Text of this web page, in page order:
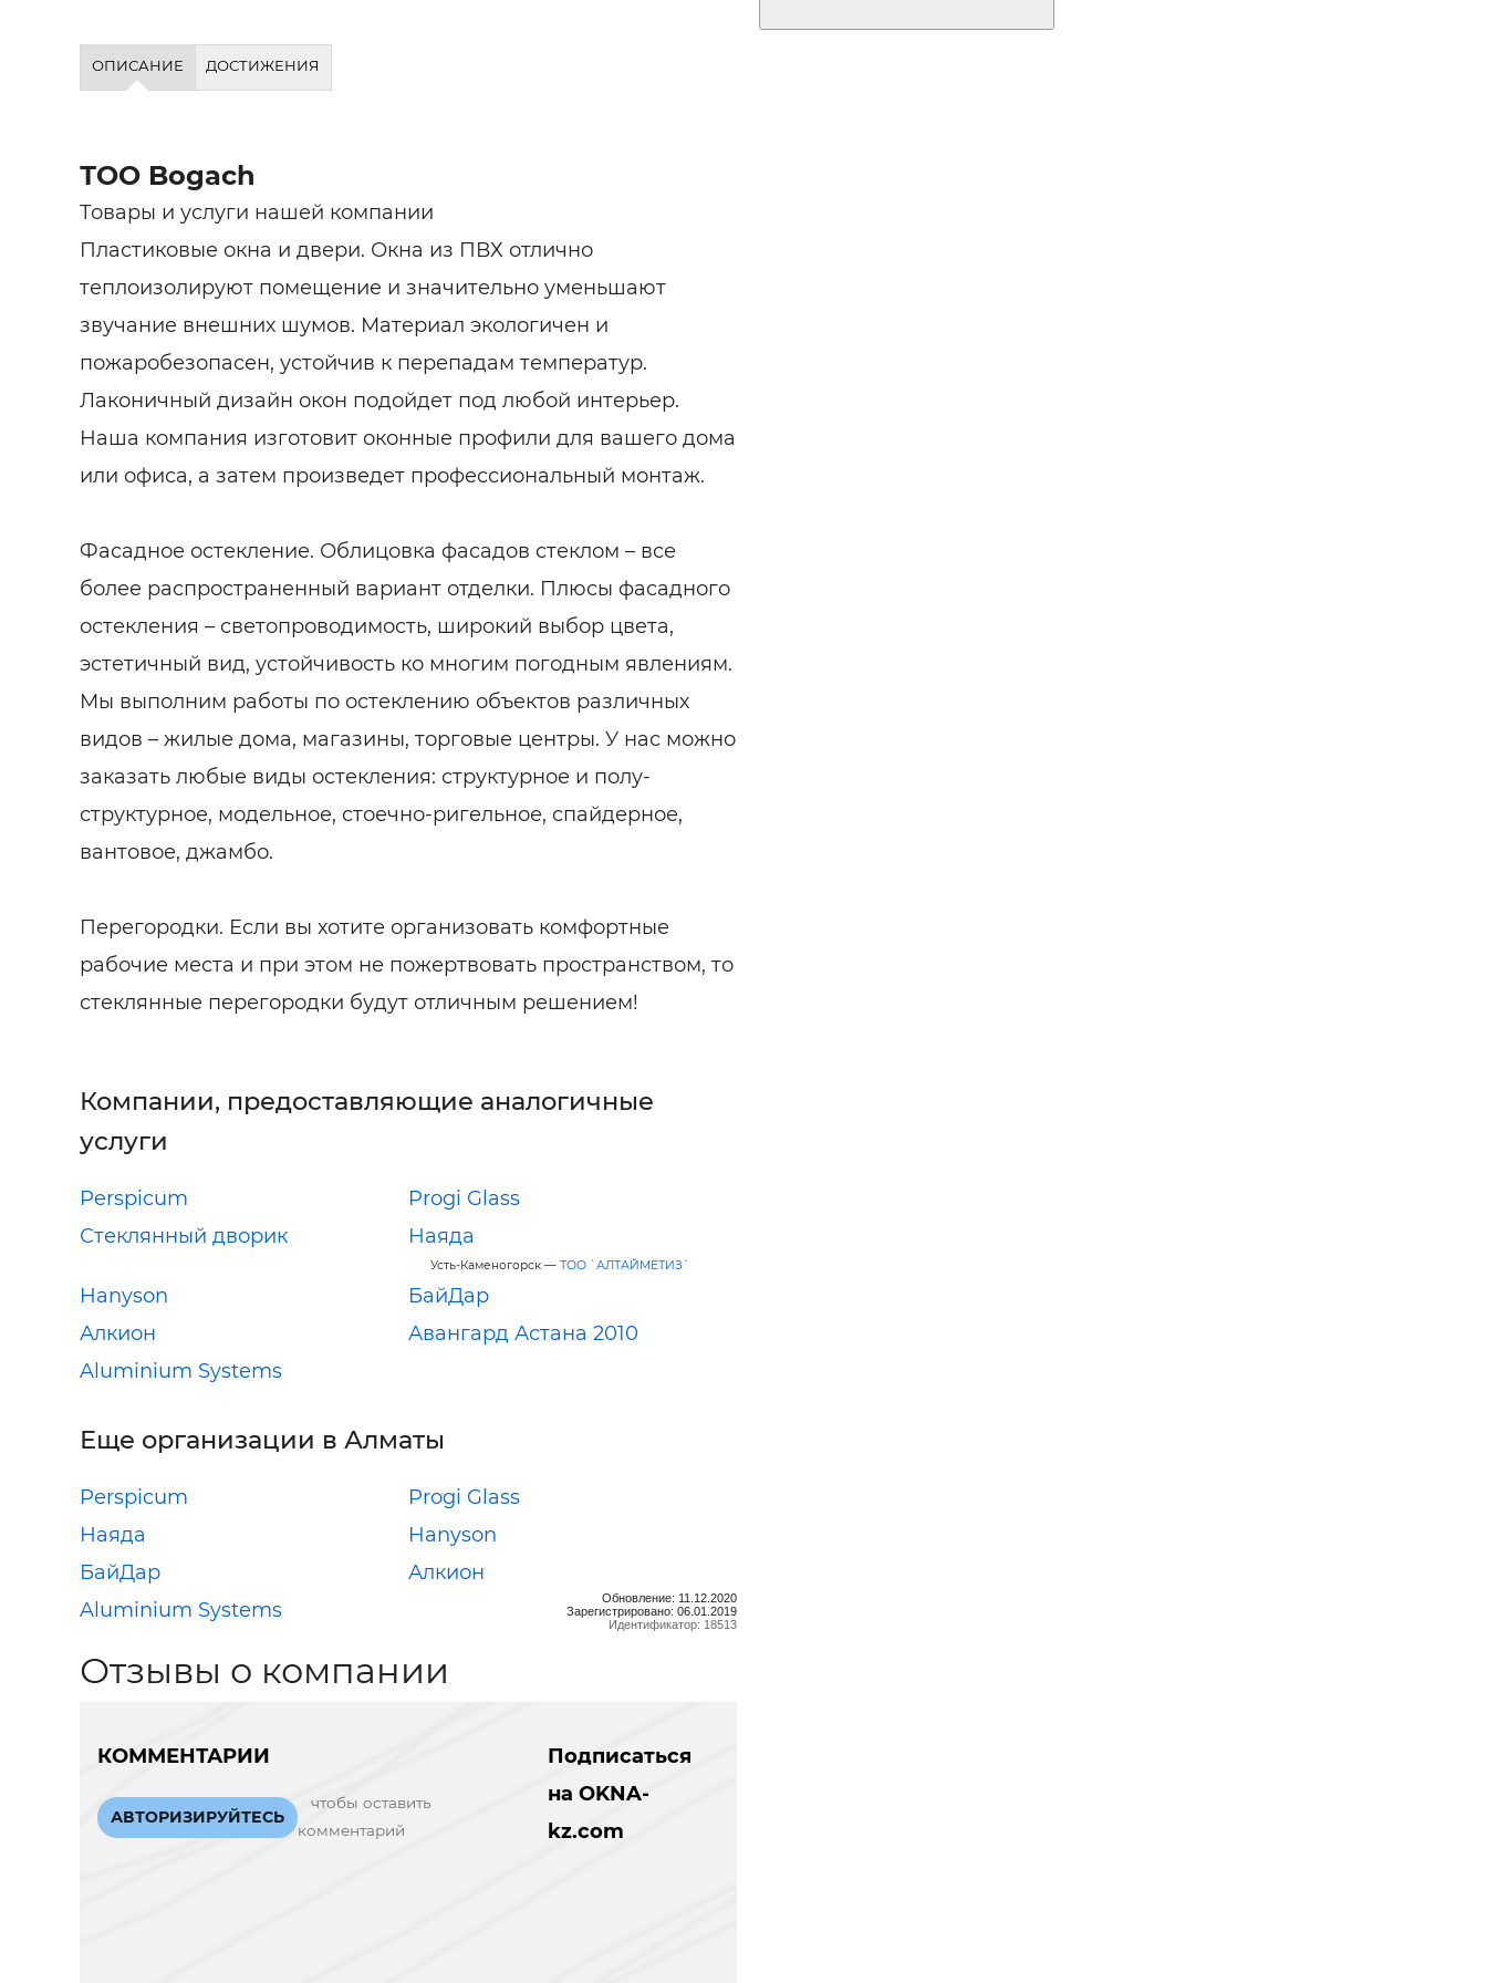
ОПИСАНИЕ ДОСТИЖЕНИЯ
ТОО Bogach
Товары и услуги нашей компании
Пластиковые окна и двери. Окна из ПВХ отлично
теплоизолируют помещение и значительно уменьшают
звучание внешних шумов. Материал экологичен и
пожаробезопасен, устойчив к перепадам температур.
Лаконичный дизайн окон подойдет под любой интерьер.
Наша компания изготовит оконные профили для вашего дома
или офиса, а затем произведет профессиональный монтаж.
Фасадное остекление. Облицовка фасадов стеклом – все
более распространенный вариант отделки. Плюсы фасадного
остекления – светопроводимость, широкий выбор цвета,
эстетичный вид, устойчивость ко многим погодным явлениям.
Мы выполним работы по остеклению объектов различных
видов – жилые дома, магазины, торговые центры. У нас можно
заказать любые виды остекления: структурное и полу-
структурное, модельное, стоечно-ригельное, спайдерное,
вантовое, джамбо.
Перегородки. Если вы хотите организовать комфортные
рабочие места и при этом не пожертвовать пространством, то
стеклянные перегородки будут отличным решением!
Компании, предоставляющие аналогичные
услуги
Perspicum
Progi Glass
Стеклянный дворик
Наяда
Усть-Каменогорск — ТОО `АЛТАЙМЕТИЗ`
Hanyson
БайДар
Алкион
Авангард Астана 2010
Aluminium Systems
Еще организации в Алматы
Perspicum
Progi Glass
Наяда
Hanyson
БайДар
Алкион
Aluminium Systems
Обновление: 11.12.2020
Зарегистрировано: 06.01.2019
Идентификатор: 18513
Отзывы о компании
КОММЕНТАРИИ
АВТОРИЗИРУЙТЕСЬ
чтобы оставить
комментарий
Подписаться
на OKNA-
kz.com